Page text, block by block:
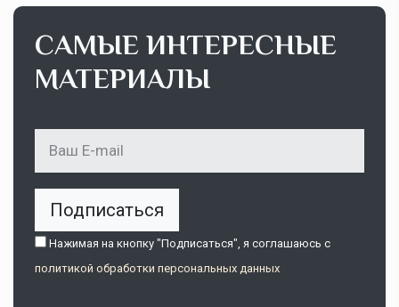
САМЫЕ ИНТЕРЕСНЫЕ
МАТЕРИАЛЫ
Подписаться
Нажимая на кнопку "Подписаться", я соглашаюсь c
политикой обработки персональных данных